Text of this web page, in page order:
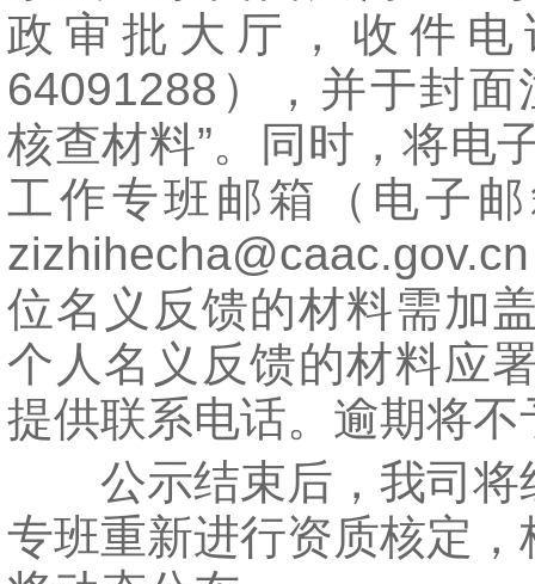
政审批大厅，收件电
64091288），并于封面
核查材料”。同时，将电
工作专班邮箱（电子
位名义反馈的材料需加
个人名义反馈的材料应
提供联系电话。逾期将不
公示结束后，我司将
专班重新进行资质核定，